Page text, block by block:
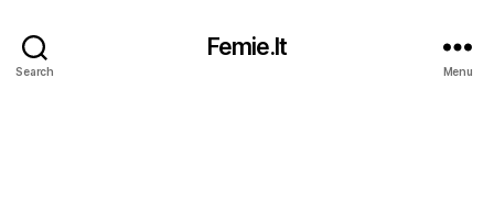
Search
Femie.lt
Menu